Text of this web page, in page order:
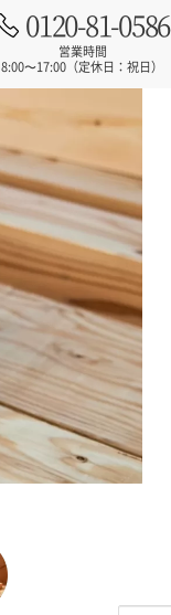
0120-81-0586
営業時間
8:00〜17:00（定休日：祝日）